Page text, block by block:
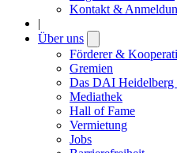
Kontakt &
|
Über uns
submenu
Förderer &
Gremien
Das DAI Heidelberg
Mediathek
Hall of Fame
Vermietung
Jobs